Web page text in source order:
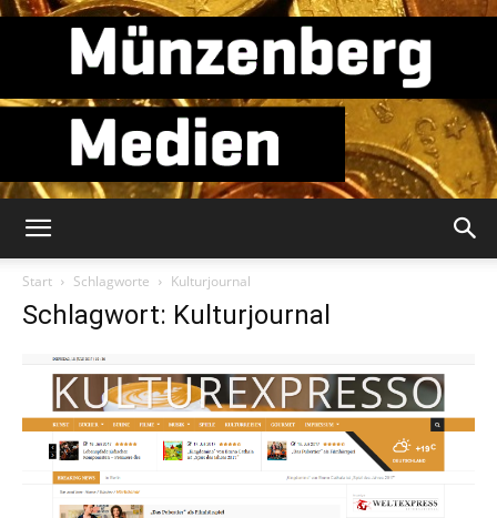
Start Schlagworte Kulturjournal
Schlagwort: Kulturjournal